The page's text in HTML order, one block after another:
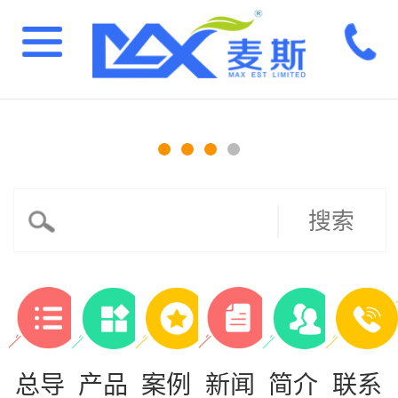
搜索
总导 产品 案例 新闻 简介 联系